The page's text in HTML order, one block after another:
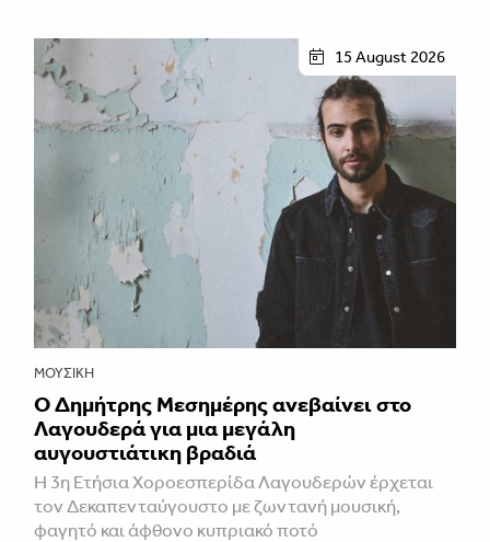
15 August 2026
ΜΟΥΣΙΚΉ
Ο Δημήτρης Μεσημέρης ανεβαίνει στο
Λαγουδερά για μια μεγάλη
αυγουστιάτικη βραδιά
Η 3η Ετήσια Χοροεσπερίδα Λαγουδερών έρχεται
τον Δεκαπενταύγουστο με ζωντανή μουσική,
φαγητό και άφθονο κυπριακό ποτό